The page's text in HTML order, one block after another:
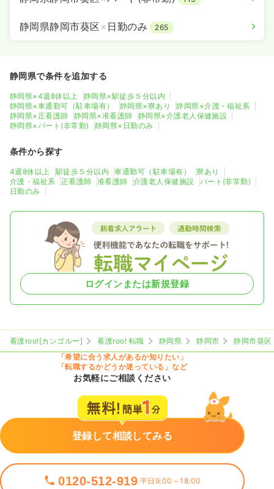
静岡県静岡市葵区 × 日勤のみ 265
静岡県で条件を追加する
静岡県×4週8休以上
静岡県×駅徒歩５分以内
静岡県×車通勤可（駐車場有）
静岡県×寮あり
静岡県×介護・福祉系
静岡県×正看護師
静岡県×准看護師
静岡県×介護老人保健施設
静岡県×パート(非常勤)
静岡県×日勤のみ
条件から探す
4週8休以上 駅徒歩５分以内 車通勤可（駐車場有）
寮あり
介護・福祉系
正看護師 准看護師 介護老人保健施設
パート(非常勤)
日勤のみ
ログインまたは新規登録
看護roo![カンゴルー] 看護roo! 転職 静岡県 静岡市
静岡市葵区
「希望に合う求人があるか知りたい」
「転職するかどうか迷っている」など
お気軽にご相談ください
登録して相談してみる
0120-512-919 平日9:00～18:00